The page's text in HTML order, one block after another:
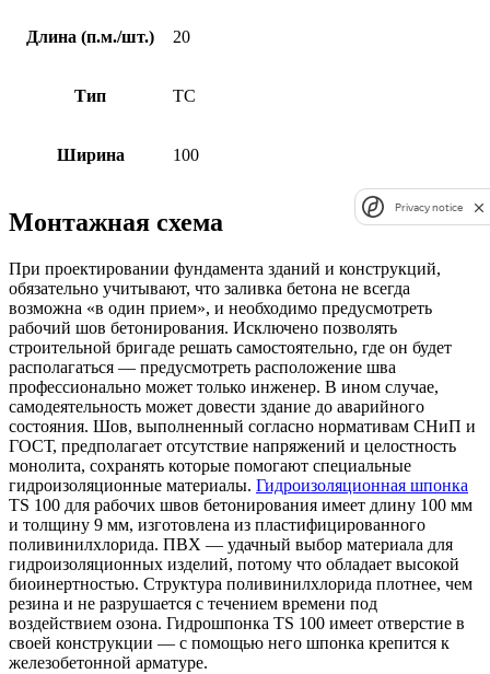
Длина (п.м./шт.) 20
Тип ТС
Ширина 100
Монтажная схема
При проектировании фундамента зданий и конструкций,
обязательно учитывают, что заливка бетона не всегда
возможна «в один прием», и необходимо предусмотреть
рабочий шов бетонирования. Исключено позволять
строительной бригаде решать самостоятельно, где он будет
располагаться — предусмотреть расположение шва
профессионально может только инженер. В ином случае,
самодеятельность может довести здание до аварийного
состояния. Шов, выполненный согласно нормативам СНиП и
ГОСТ, предполагает отсутствие напряжений и целостность
монолита, сохранять которые помогают специальные
гидроизоляционные материалы. Гидроизоляционная шпонка
TS 100 для рабочих швов бетонирования имеет длину 100 мм
и толщину 9 мм, изготовлена из пластифицированного
поливинилхлорида. ПВХ — удачный выбор материала для
гидроизоляционных изделий, потому что обладает высокой
биоинертностью. Структура поливинилхлорида плотнее, чем
резина и не разрушается с течением времени под
воздействием озона. Гидрошпонка TS 100 имеет отверстие в
своей конструкции — с помощью него шпонка крепится к
железобетонной арматуре.
Privacy notice